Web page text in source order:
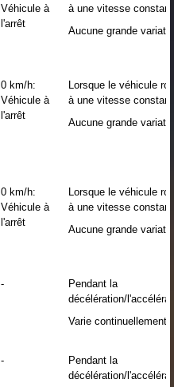
Véhicule à
l'arrêt
à une vitesse
Aucune grande
0 km/h:
Véhicule à
l'arrêt
Lorsque le véhicule
à une vitesse
Aucune grande
0 km/h:
Véhicule à
l'arrêt
Lorsque le véhicule
à une vitesse
Aucune grande
-
Pendant la
décélération/
Varie continuellement
-
Pendant la
décélération/